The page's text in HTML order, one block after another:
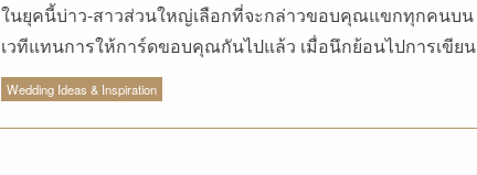
ในยุคนี้บ่าว-สาวส่วนใหญ่เลือกที่จะกล่าวขอบคุณแขกทุกคนบน
เวทีแทนการให้การ์ดขอบคุณกันไปแล้ว เมื่อนึกย้อนไปการเขียน
Thank you Card ก็เป็นเสน่ห์อย่างหนึ่งของงานแต่งงาน ที่บ่งบอก
ว่าบ่าวสาวใส่ใจความรู้สึกแขกที่มาร่วมงานขนาดไหน และ
Wedding Ideas & Inspiration